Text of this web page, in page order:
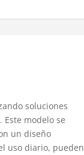
soluciones
. Este modelo se
un diseño
uso diario, pueden